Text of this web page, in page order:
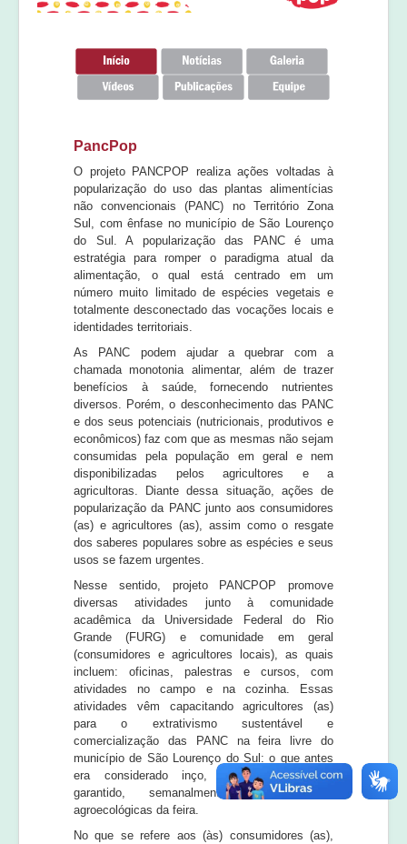
Equipe
PancPop
O projeto PANCPOP realiza ações voltadas à
popularização do uso das plantas alimentícias
não convencionais (PANC) no Território Zona
Sul, com ênfase no município de São Lourenço
do Sul. A popularização das PANC é uma
estratégia para romper o paradigma atual da
alimentação, o qual está centrado em um
número muito limitado de espécies vegetais e
totalmente desconectado das vocações locais e
identidades territoriais.
As PANC podem ajudar a quebrar com a
chamada monotonia alimentar, além de trazer
benefícios à saúde, fornecendo nutrientes
diversos. Porém, o desconhecimento das PANC
e dos seus potenciais (nutricionais, produtivos e
econômicos) faz com que as mesmas não sejam
consumidas pela população em geral e nem
disponibilizadas pelos agricultores e a
agricultoras. Diante dessa situação, ações de
popularização da PANC junto aos consumidores
(as) e agricultores (as), assim como o resgate
dos saberes populares sobre as espécies e seus
usos se fazem urgentes.
Nesse sentido, projeto PANCPOP promove
diversas atividades junto à comunidade
acadêmica da Universidade Federal do Rio
Grande (FURG) e comunidade em geral
(consumidores e agricultores locais), as quais
incluem: oficinas, palestras e cursos, com
atividades no campo e na cozinha. Essas
atividades vêm capacitando agricultores (as)
para o extrativismo sustentável e
comercialização das PANC na feira livre do
município de São Lourenço do Sul: o que antes
era considerado inço, hoje, tem espaço
garantido, semanalmente, nas bancas
agroecológicas da feira.
No que se refere aos (às) consumidores (as),